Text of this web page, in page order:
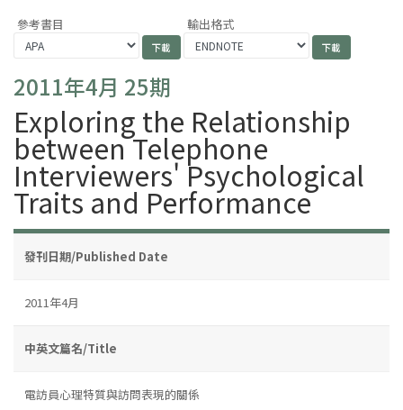
參考書目 輸出格式
2011年4月 25期
Exploring the Relationship
between Telephone
Interviewers' Psychological
Traits and Performance
發刊日期/Published Date
2011年4月
中英文篇名/Title
電訪員心理特質與訪問表現的關係